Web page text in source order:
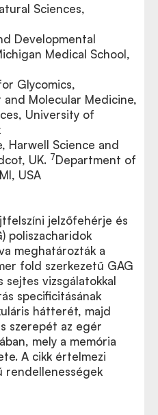
Sciences,
Developmental
Medical School,
Glycomics,
Molecular Medicine,
University of
Harwell Science and
UK. 7Department of
USA
jelzőfehérje és
poliszacharidok
meghatározták a
fold szerkezetű GAG
sejtes vizsgálatokkal
specificitásának
hátterét, majd
szerepét az egér
mely a memória
A cikk értelmezi
rendellenességek